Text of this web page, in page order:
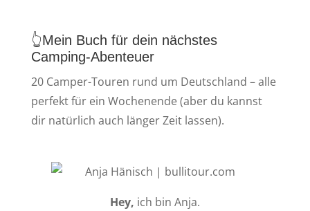
👆Mein Buch für dein nächstes
Camping-Abenteuer
20 Camper-Touren rund um Deutschland – alle
perfekt für ein Wochenende (aber du kannst
dir natürlich auch länger Zeit lassen).
Hey, ich bin Anja.